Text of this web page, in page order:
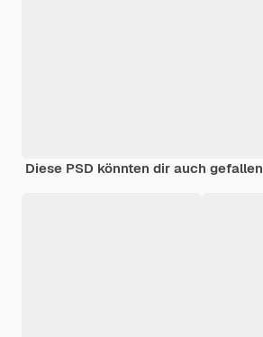
Diese PSD könnten dir auch gefallen